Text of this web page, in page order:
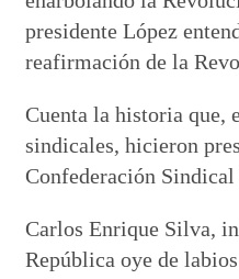
presidente López
reafirmación de la
Cuenta la historia que,
sindicales, hicieron
Confederación
Carlos Enrique Silva,
República oye de